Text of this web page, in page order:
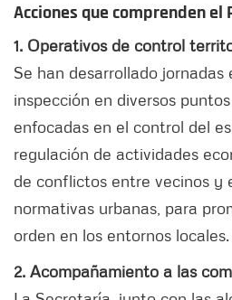
Acciones que comprenden el
1. Operativos de control
Se han desarrollado jornadas
inspección en diversos
enfocadas en el control del
regulación de actividades
de conflictos entre vecinos y
normativas urbanas, para
orden en los entornos locales.
2. Acompañamiento a las